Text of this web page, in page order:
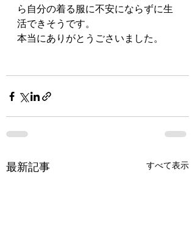
ら自分の着る服に不安にならずに生
活できそうです。
本当にありがとうごさいました。
最新記事 すべて表示